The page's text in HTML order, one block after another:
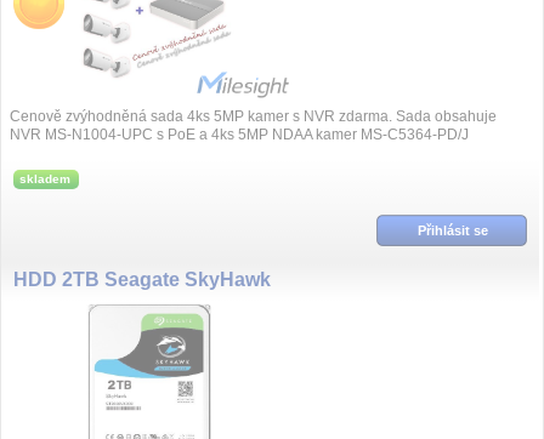
Cenově zvýhodněná sada 4ks 5MP kamer s NVR zdarma. Sada obsahuje
NVR MS-N1004-UPC s PoE a 4ks 5MP NDAA kamer MS-C5364-PD/J
skladem
Přihlásit se
HDD 2TB Seagate SkyHawk